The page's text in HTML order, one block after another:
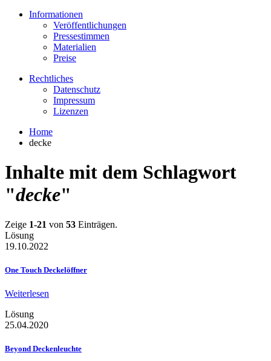
Informationen
Veröffentlichungen
Pressestimmen
Materialien
Preise
Rechtliches
Datenschutz
Impressum
Lizenzen
Home
decke
Inhalte mit dem Schlagwort
"decke"
Zeige 1-21 von 53 Einträgen.
Lösung
19.10.2022
One Touch Deckelöffner
Weiterlesen
Lösung
25.04.2020
Beyond Deckenleuchte